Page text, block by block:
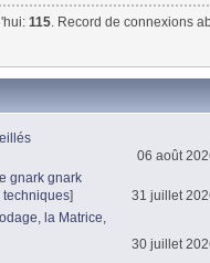
115 . Record de connexions
06 août
gnark gnark
techniques]
31 juillet
la Matrice,
30 juillet